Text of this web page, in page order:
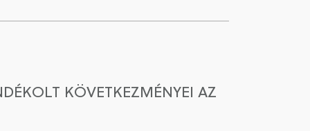
KÖVETKEZMÉNYEI AZ